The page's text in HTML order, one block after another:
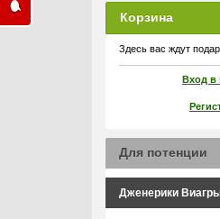
Корзина
Здесь вас ждут
Вход в
Для потенции
Дженерики